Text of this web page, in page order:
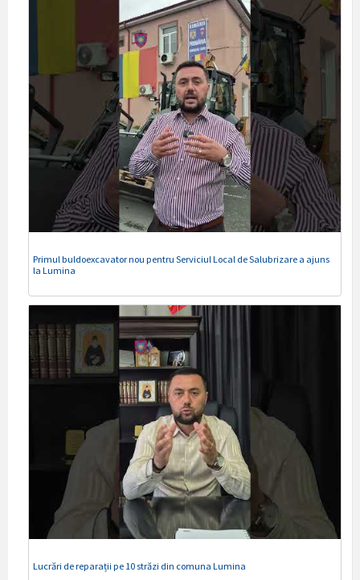
Primul buldoexcavator nou pentru Serviciul Local de Salubrizare a ajuns
la Lumina
Lucrări de reparații pe 10 străzi din comuna Lumina